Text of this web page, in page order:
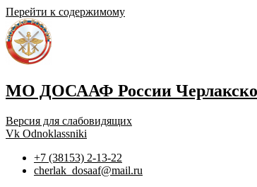
Перейти к содержимому
МО ДОСААФ России
Версия для слабовидящих
Vk Odnoklassniki
+7 (38153) 2-13-22
cherlak_dosaaf@mail.ru